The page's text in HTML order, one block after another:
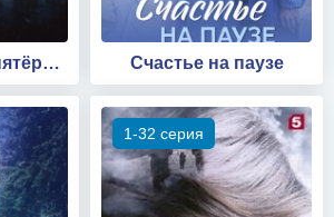
Великолепная пятёрка 7 сезон Счастье на паузе
1-32 серия